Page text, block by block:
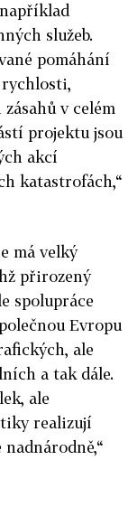
služeb.
pomáhání
v celém
projektu jsou
akcí
katastrofách,“
má velký
přirozený
spolupráce
Evropu
ale
a tak dále.
ale
realizují